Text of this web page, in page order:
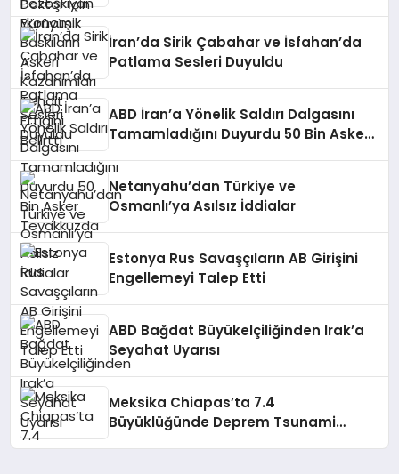
İran’da Sirik Çabahar ve İsfahan’da
Patlama Sesleri Duyuldu
ABD İran’a Yönelik Saldırı Dalgasını
Tamamladığını Duyurdu 50 Bin Asker
Netanyahu’dan Türkiye ve
Osmanlı’ya Asılsız İddialar
Estonya Rus Savaşçıların AB Girişini
Engellemeyi Talep Etti
ABD Bağdat Büyükelçiliğinden Irak’a
Seyahat Uyarısı
Meksika Chiapas’ta 7.4
Büyüklüğünde Deprem Tsunami